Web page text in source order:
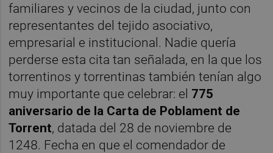
familiares y vecinos de la ciudad, junto con
representantes del tejido asociativo,
empresarial e institucional. Nadie quería
perderse esta cita tan señalada, en la que los
torrentinos y torrentinas también tenían algo
muy importante que celebrar: el 775
aniversario de la Carta de Poblament de
Torrent, datada del 28 de noviembre de
1248. Fecha en que el comendador de